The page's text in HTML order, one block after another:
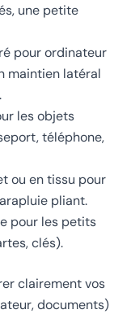
une petite
pour ordinateur
maintien latéral
les objets
téléphone,
ou en tissu pour
pliant.
pour les petits
clés).
clairement vos
documents)